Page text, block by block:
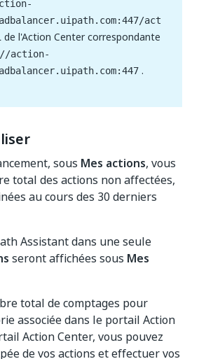
act
de l'Action Center correspondante
action-
.
sous Mes actions, vous
total des actions non affectées,
au cours des 30 derniers
Assistant dans une seule
seront affichées sous Mes
total de comptages pour
associée dans le portail Action
Action Center, vous pouvez
de vos actions et effectuer vos